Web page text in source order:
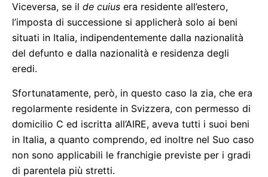
Viceversa, se il de cuius era residente all’estero,
l’imposta di successione si applicherà solo ai beni
situati in Italia, indipendentemente dalla nazionalità
del defunto e dalla nazionalità e residenza degli
eredi.
Sfortunatamente, però, in questo caso la zia, che era
regolarmente residente in Svizzera, con permesso di
domicilio C ed iscritta all’AIRE, aveva tutti i suoi beni
in Italia, a quanto comprendo, ed inoltre nel Suo caso
non sono applicabili le franchigie previste per i gradi
di parentela più stretti.